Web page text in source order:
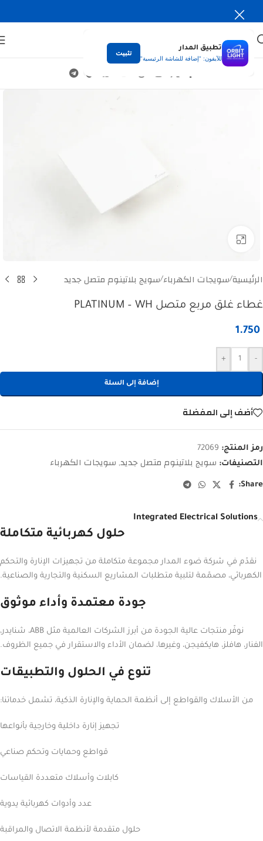
تطبيق المدار
للآيفون: "إضافة للشاشة الرئيسية"
تثبيت
الرئيسية/سويجات الكهرباء/سويج بلاتينوم متصل جديد
غطاء غلق مربع متصل PLATINUM – WH
1.750
-
+
إضافة إلى السلة
أضف إلى المفضلة
رمز المنتج: 72069
التصنيفات: سويج بلاتينوم متصل جديد, سويجات الكهرباء
Share:
Integrated Electrical Solutions
حلول كهربائية متكاملة
نقدّم في شركة ضوء المدار مجموعة متكاملة من تجهيزات الإنارة والتحكم
الكهربائي، مصمّمة لتلبية متطلبات المشاريع السكنية والتجارية والصناعية.
جودة معتمدة وأداء موثوق
نوفّر منتجات عالية الجودة من أبرز الشركات العالمية مثل ABB، شنايدر،
الفنار، هافلز، هايكفيجن، وغيرها، لضمان الأداء والاستقرار في جميع الظروف.
تنوع في الحلول والتطبيقات
من الأسلاك والقواطع إلى أنظمة الحماية والإنارة الذكية، تشمل خدماتنا:
تجهيز إنارة داخلية وخارجية بأنواعها
قواطع وحمايات وتحكم صناعي
كابلات وأسلاك متعددة القياسات
عدد وأدوات كهربائية يدوية
حلول متقدمة لأنظمة الاتصال والمراقبة